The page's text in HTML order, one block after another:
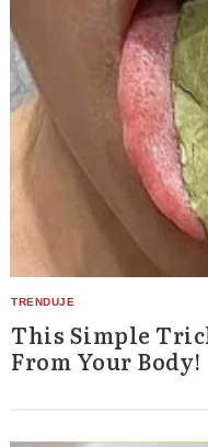
This Simple
From Your Body!